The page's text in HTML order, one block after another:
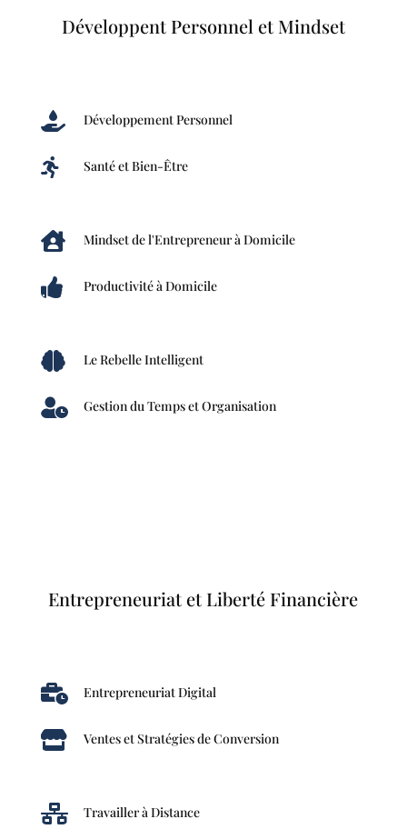
Développent Personnel et Mindset
 Développement Personnel
 Santé et Bien-Être
 Mindset de l'Entrepreneur à Domicile
 Productivité à Domicile
 Le Rebelle Intelligent
 Gestion du Temps et Organisation
Entrepreneuriat et Liberté Financière
 Entrepreneuriat Digital
 Ventes et Stratégies de Conversion
 Travailler à Distance